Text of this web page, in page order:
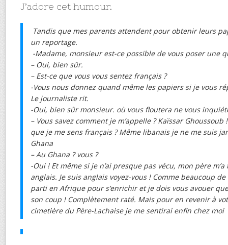
J’adore cet humour.
Tandis que mes parents attendent pour obtenir leurs
un reportage.
-Madame, monsieur est-ce possible de vous poser une
– Oui, bien sûr.
– Est-ce que vous vous sentez français ?
-Vous nous donnez quand même les papiers si je vous
Le journaliste rit.
-Oui, bien sûr monsieur. où vous floutera ne vous
– Vous savez comment je m’appelle ? Kaïssar
que je me sens français ? Même libanais je ne me suis
Ghana
– Au Ghana ? vous ?
-Oui ! Et même si je n’ai presque pas vécu, mon père
anglais. Je suis anglais voyez-vous ! Comme beaucoup
parti en Afrique pour s’enrichir et je dois vous avouer
son coup ! Complètement raté. Mais pour en revenir à
cimetière du Père-Lachaise je me sentirai enfin chez moi